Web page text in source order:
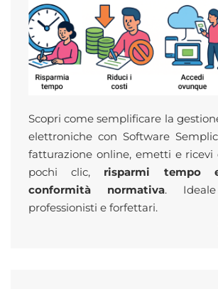
Scopri come semplificare la
elettroniche con Software
fatturazione online, emetti e
pochi clic, risparmi tempo
conformità normativa.
professionisti e forfettari.